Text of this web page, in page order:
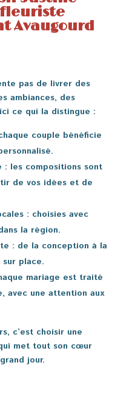
fleuriste
Avaugourd
pas de livrer des
ambiances, des
ce qui la distingue :
couple bénéficie
: les compositions sont
de vos idées et de
: choisies avec
la région.
: de la conception à la
place.
mariage est traité
avec une attention aux
c’est choisir une
met tout son cœur
jour.